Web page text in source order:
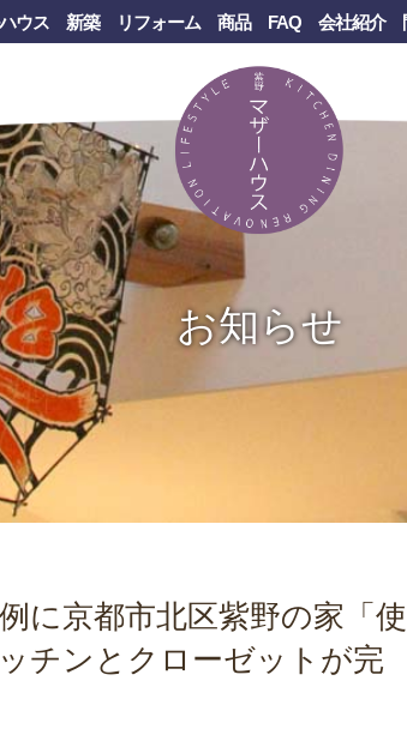
ウス 新築 リフォーム 商品 FAQ 会社紹介
お知らせ
に京都市北区紫野の家「
チンとクローゼットが完